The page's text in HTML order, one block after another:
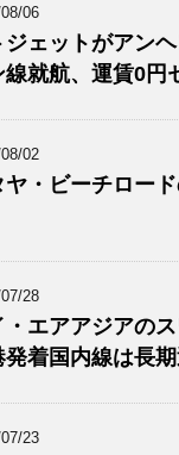
06
ジェットがアン
線就航、運賃0円
02
ヤ・ビーチロー
28
・エアアジアの
発着国内線は長
23